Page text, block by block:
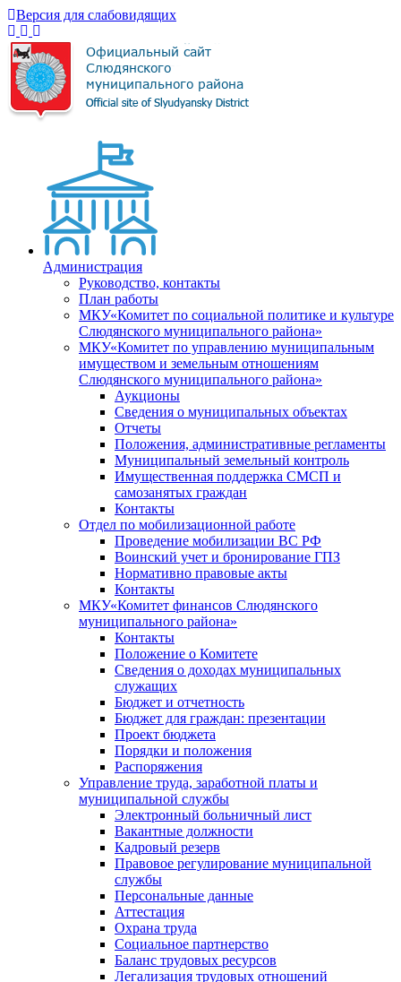
Версия для слабовидящих
Администрация
Руководство, контакты
План работы
МКУ«Комитет по социальной политике и культуре
Слюдянского муниципального района»
МКУ«Комитет по управлению муниципальным
имуществом и земельным отношениям
Слюдянского муниципального района»
Аукционы
Сведения о муниципальных объектах
Отчеты
Положения, административные регламенты
Муниципальный земельный контроль
Имущественная поддержка СМСП и
самозанятых граждан
Контакты
Отдел по мобилизационной работе
Проведение мобилизации ВС РФ
Воинский учет и бронирование ГПЗ
Нормативно правовые акты
Контакты
МКУ«Комитет финансов Слюдянского
муниципального района»
Контакты
Положение о Комитете
Сведения о доходах муниципальных
служащих
Бюджет и отчетность
Бюджет для граждан: презентации
Проект бюджета
Порядки и положения
Распоряжения
Управление труда, заработной платы и
муниципальной службы
Электронный больничный лист
Вакантные должности
Кадровый резерв
Правовое регулирование муниципальной
службы
Персональные данные
Аттестация
Охрана труда
Социальное партнерство
Баланс трудовых ресурсов
Легализация трудовых отношений